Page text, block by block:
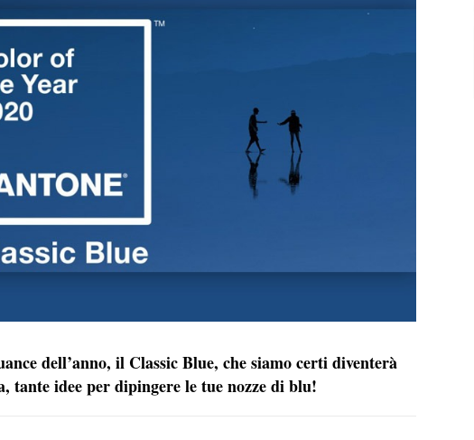
dell’anno, il Classic Blue, che siamo certi diventerà
tante idee per dipingere le tue nozze di blu!